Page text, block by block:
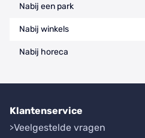
Nabij een park
Nabij winkels
Nabij horeca
Klantenservice
Veelgestelde vragen